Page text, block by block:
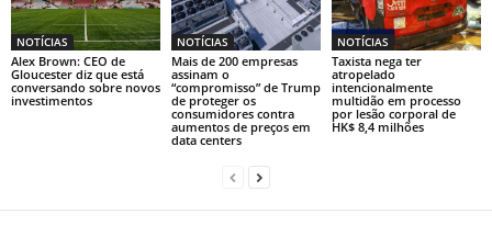
NOTÍCIAS
Alex Brown: CEO de
Gloucester diz que está
conversando sobre novos
investimentos
NOTÍCIAS
Mais de 200 empresas
assinam o
“compromisso” de Trump
de proteger os
consumidores contra
aumentos de preços em
data centers
NOTÍCIAS
Taxista nega ter
atropelado
intencionalmente
multidão em processo
por lesão corporal de
HK$ 8,4 milhões